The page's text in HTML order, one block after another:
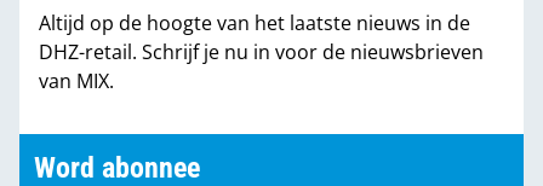
Partners
Altijd op de hoogte van het laatste nieuws in de
DHZ-retail. Schrijf je nu in voor de nieuwsbrieven
van MIX.
Word abonnee